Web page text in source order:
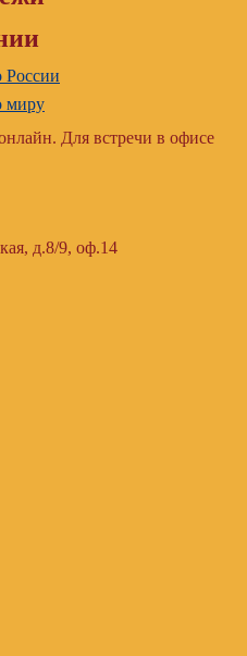
России
миру
Для встречи в офисе
д.8/9, оф.14